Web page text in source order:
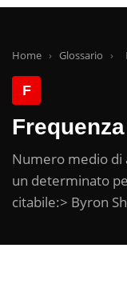
Home › Glossario ›
F
Numero medio di
un determinato
citabile:> Byron